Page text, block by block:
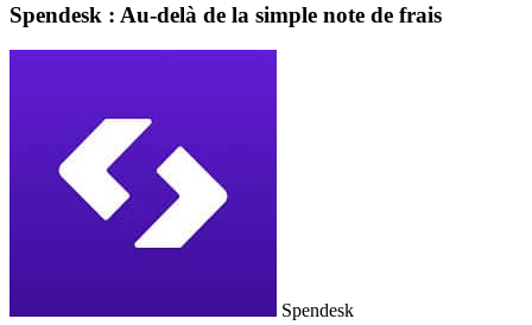
Spendesk : Au-delà de la simple note de frais
Spendesk